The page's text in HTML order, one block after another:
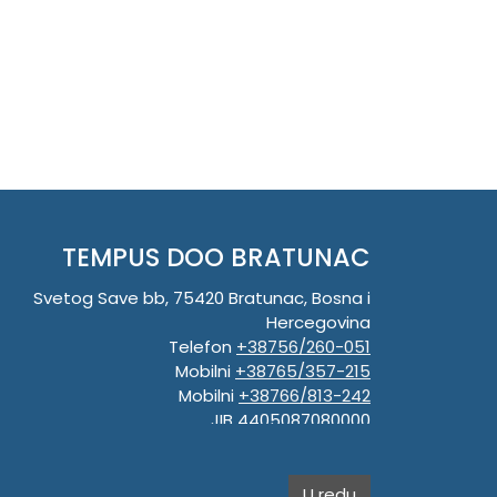
TEMPUS DOO BRATUNAC
Svetog Save bb, 75420 Bratunac, Bosna i
Hercegovina
Telefon +38756/260-051
Mobilni +38765/357-215
Mobilni +38766/813-242
JIB 4405087080000